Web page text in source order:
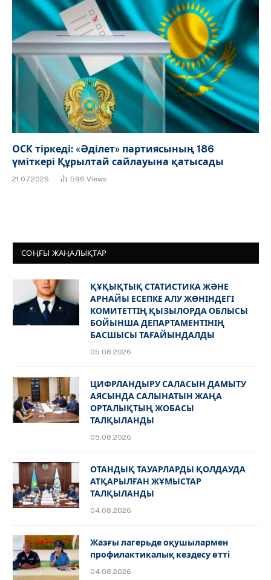
ОСК тіркеді: «Әділет» партиясының 186
үміткері Құрылтай сайлауына қатысады
21.07.2026 596 Views
СОҢҒЫ ЖАҢАЛЫҚТАР
ҚҰҚЫҚТЫҚ СТАТИСТИКА ЖӘНЕ
АРНАЙЫ ЕСЕПКЕ АЛУ ЖӨНІНДЕГІ
КОМИТЕТТІҢ ҚЫЗЫЛОРДА ОБЛЫСЫ
БОЙЫНША ДЕПАРТАМЕНТІНІҢ
БАСШЫСЫ ТАҒАЙЫНДАЛДЫ
05.08.2026
ЦИФРЛАНДЫРУ САЛАСЫН ДАМЫТУ
АЯСЫНДА САЛЫНАТЫН ЖАҢА
ОРТАЛЫҚТЫҢ ЖОБАСЫ
ТАЛҚЫЛАНДЫ
05.08.2026
ОТАНДЫҚ ТАУАРЛАРДЫ ҚОЛДАУДА
АТҚАРЫЛҒАН ЖҰМЫСТАР
ТАЛҚЫЛАНДЫ
04.08.2026
Жазғы лагерьде оқушылармен
профилактикалық кездесу өтті
04.08.2026